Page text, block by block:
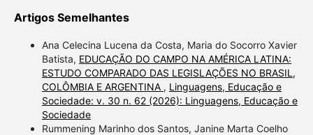
Artigos Semelhantes
Ana Celecina Lucena da Costa, Maria do Socorro Xavier
Batista, EDUCAÇÃO DO CAMPO NA AMÉRICA LATINA:
ESTUDO COMPARADO DAS LEGISLAÇÕES NO BRASIL,
COLÔMBIA E ARGENTINA , Linguagens, Educação e
Sociedade: v. 30 n. 62 (2026): Linguagens, Educação e
Sociedade
Rummening Marinho dos Santos, Janine Marta Coelho